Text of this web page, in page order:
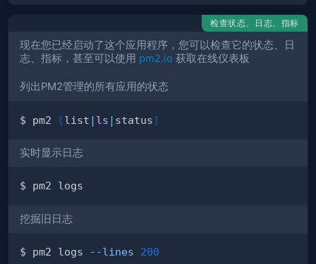
检查状态、日志、指标
现在您已经启动了这个应用程序，您可以检查它的状态、日
志、指标，甚至可以使用 pm2.io 获取在线仪表板
列出PM2管理的所有应用的状态
$ pm2 [list | ls | status]
实时显示日志
挖掘旧日志
$ pm2 logs --lines 200